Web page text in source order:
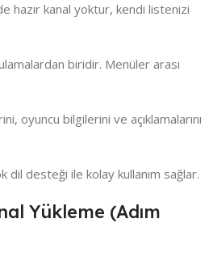
hazır kanal yoktur, kendi listenizi
biridir. Menüler arası
oyuncu bilgilerini ve açıklamalarını
dil desteği ile kolay kullanım sağlar.
Yükleme (Adım